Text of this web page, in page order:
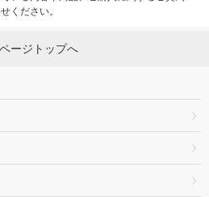
ください。
ページトップへ